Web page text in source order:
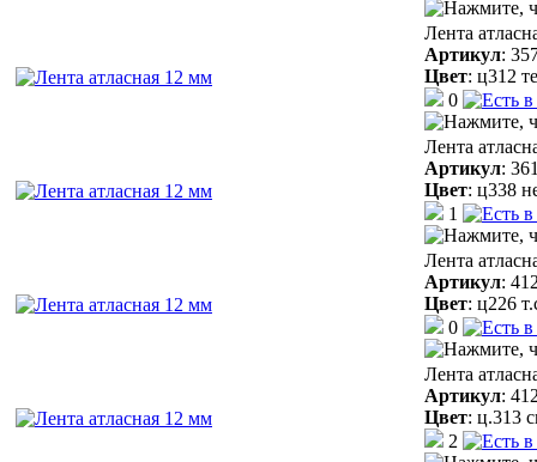
Лента
Артикул:
Цвет: ц312
0
Лента
Артикул:
Цвет: ц338
1
Лента
Артикул:
Цвет: ц226
0
Лента
Артикул:
Цвет: ц.313
2